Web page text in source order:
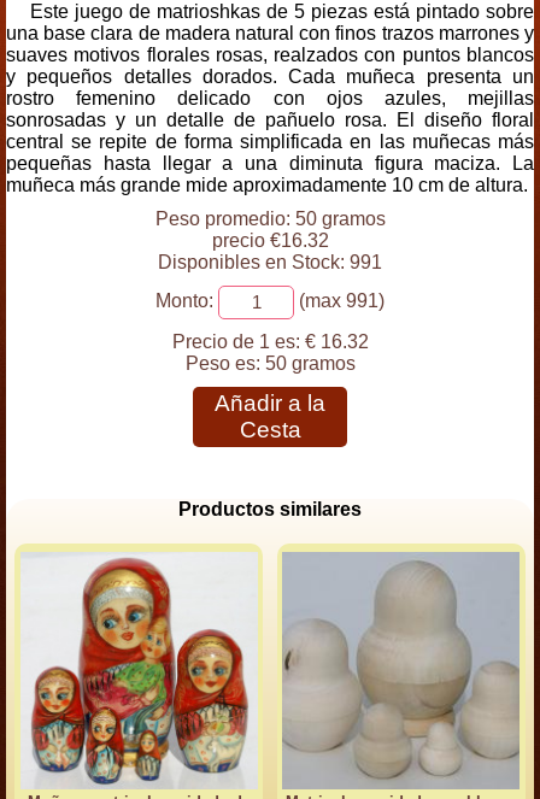
Este juego de matrioshkas de 5 piezas está pintado sobre
una base clara de madera natural con finos trazos marrones y
suaves motivos florales rosas, realzados con puntos blancos
y pequeños detalles dorados. Cada muñeca presenta un
rostro femenino delicado con ojos azules, mejillas
sonrosadas y un detalle de pañuelo rosa. El diseño floral
central se repite de forma simplificada en las muñecas más
pequeñas hasta llegar a una diminuta figura maciza. La
muñeca más grande mide aproximadamente 10 cm de altura.
Peso promedio: 50 gramos
precio €16.32
Disponibles en Stock: 991
Monto:
(max 991)
Precio de 1 es: € 16.32
Peso es: 50 gramos
Añadir a la
Cesta
Productos similares